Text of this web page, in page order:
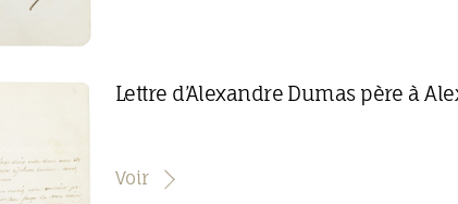
Lettre d’Alexandre Dumas père à
Voir